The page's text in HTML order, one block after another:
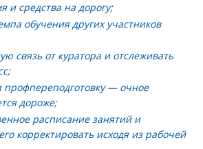
и средства на дорогу;
обучения других участников
связь от куратора и отслеживать
профпереподготовку — очное
дороже;
расписание занятий и
корректировать исходя из рабочей